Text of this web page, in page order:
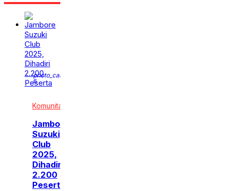
photo_camera
6
Komunitas
Jambore
Suzuki
Club
2025,
Dihadiri
2.200
Peserta